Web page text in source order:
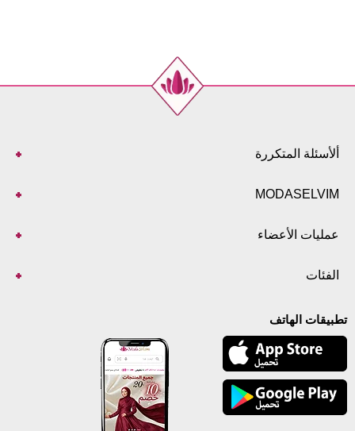
ألأسئلة المتكررة
MODASELVIM
عمليات الأعضاء
الفئات
تطبيقات الهاتف